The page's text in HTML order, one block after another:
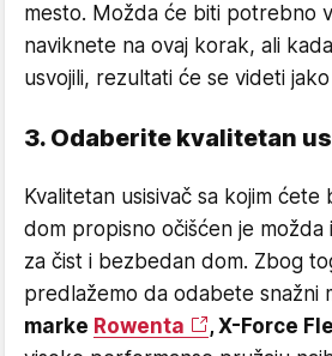
mesto. Možda će biti potrebno
naviknete na ovaj korak, ali
usvojili, rezultati će se videti
3. Odaberite kvalitetan
Kvalitetan usisivač sa kojim ćete
dom propisno očišćen je možda
za čist i bezbedan dom. Zbog
predlažemo da odabete snažni
marke Rowenta , X-Force